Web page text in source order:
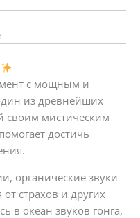
с мощным и
из древнейших
своим мистическим
достичь
органические звуки
страхов и других
в океан звуков гонга,